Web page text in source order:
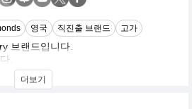
영국 직진출 브랜드 고가
브랜드입니다.
.
더보기